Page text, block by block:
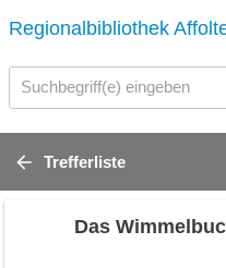
Regionalbibliothek
Suchbegriff(e) eingeben
Trefferliste
Das